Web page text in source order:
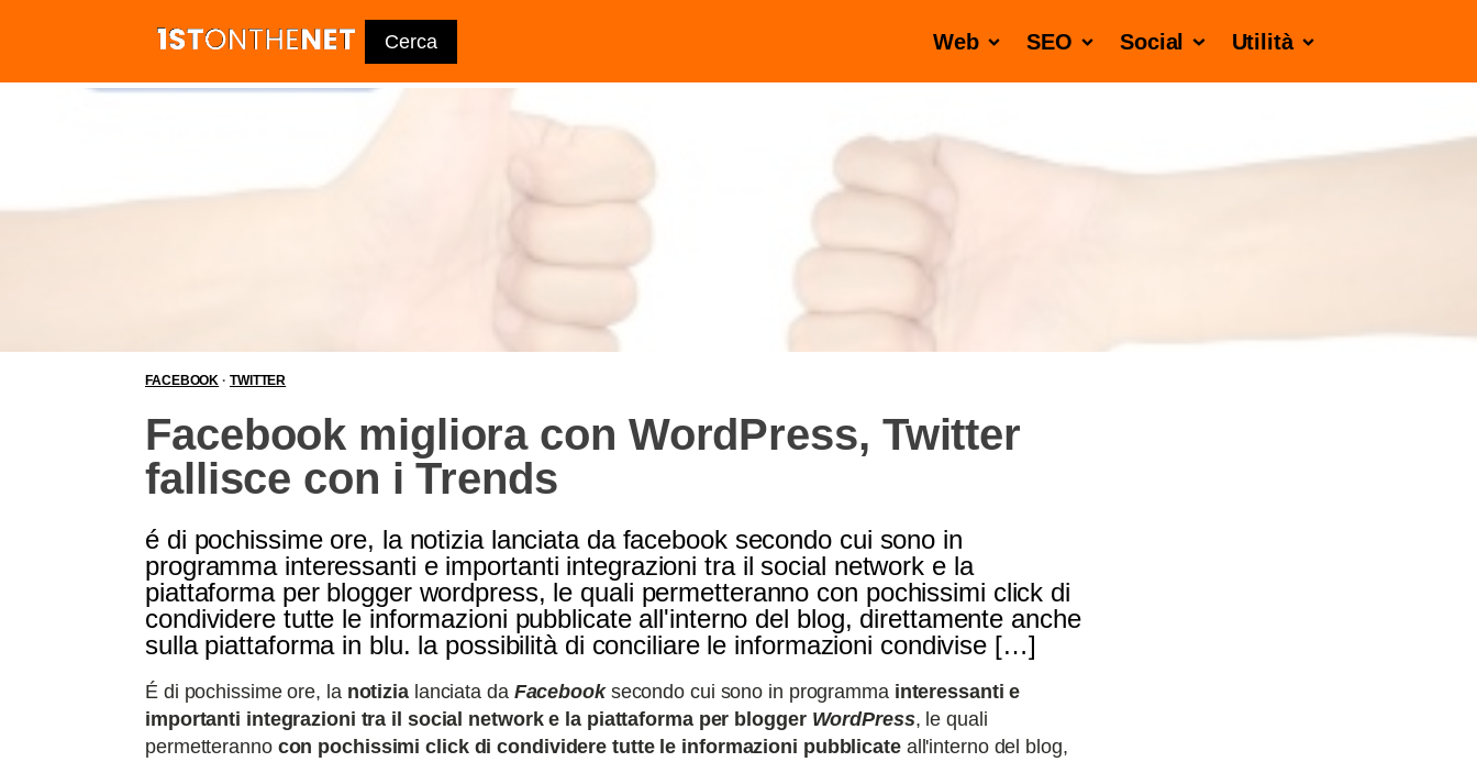
Web SEO Social Utilità
FACEBOOK · TWITTER
Facebook migliora con WordPress, Twitter
fallisce con i Trends
é di pochissime ore, la notizia lanciata da facebook secondo cui sono in
programma interessanti e importanti integrazioni tra il social network e la
piattaforma per blogger wordpress, le quali permetteranno con pochissimi click di
condividere tutte le informazioni pubblicate all'interno del blog, direttamente anche
sulla piattaforma in blu. la possibilità di conciliare le informazioni condivise […]
É di pochissime ore, la notizialanciata da Facebooksecondo cui sono in programmainteressanti e
importanti integrazioni tra il social network e la piattaforma per blogger WordPress, le quali
permetteranno con pochissimi click di condividere tutte le informazioni pubblicateall'interno del blog,